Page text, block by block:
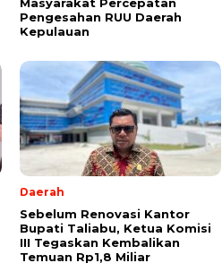
Masyarakat Percepatan
Pengesahan RUU Daerah
Kepulauan
Daerah
Sebelum Renovasi Kantor
Bupati Taliabu, Ketua Komisi
III Tegaskan Kembalikan
Temuan Rp1,8 Miliar